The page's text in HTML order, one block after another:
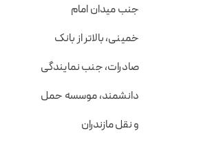
جنب میدان امام
خمینی، بالاتر از بانک
صادرات، جنب نمایندگی
دانشمند، موسسه حمل
و نقل مازندران